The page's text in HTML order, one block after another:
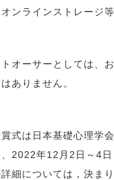
ンラインストレージ
オーサーとしては、
ありません。
式は日本基礎心理学
2022年12月2日～4日
細については，決ま